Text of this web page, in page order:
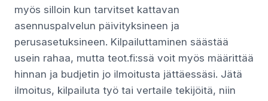
myös silloin kun tarvitset kattavan
asennuspalvelun päivityksineen ja
perusasetuksineen. Kilpailuttaminen säästää
usein rahaa, mutta teot.fi:ssä voit myös määrittää
hinnan ja budjetin jo ilmoitusta jättäessäsi. Jätä
ilmoitus, kilpailuta työ tai vertaile tekijöitä, niin